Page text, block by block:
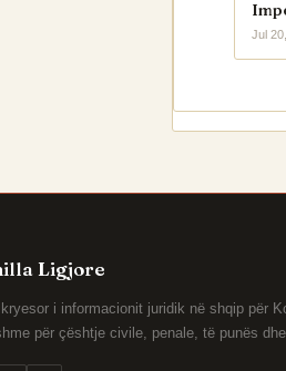
Jul
Ligjore
i informacionit juridik në shqip për
për çështje civile, penale, të punës